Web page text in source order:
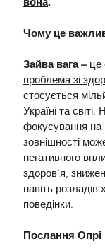
Чому це
Зайва вага – це
проблема зі
стосується
Україні та світі.
фокусування на
зовнішності
негативного
здоров'я,
навіть розладів
поведінки.
Послання Опрі